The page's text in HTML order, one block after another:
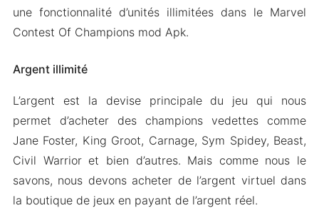
une fonctionnalité d’unités illimitées dans le Marvel
Contest Of Champions mod Apk.
Argent illimité
L’argent est la devise principale du jeu qui nous
permet d’acheter des champions vedettes comme
Jane Foster, King Groot, Carnage, Sym Spidey, Beast,
Civil Warrior et bien d’autres. Mais comme nous le
savons, nous devons acheter de l’argent virtuel dans
la boutique de jeux en payant de l’argent réel.